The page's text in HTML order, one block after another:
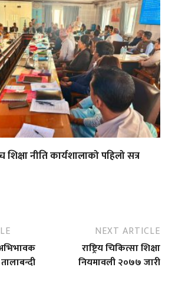
शिक्षा नीति कार्यशालाको पहिलो सत्र
NEXT ARTICLE
राष्ट्रिय चिकित्सा शिक्षा
नियमावली २०७७ जारी